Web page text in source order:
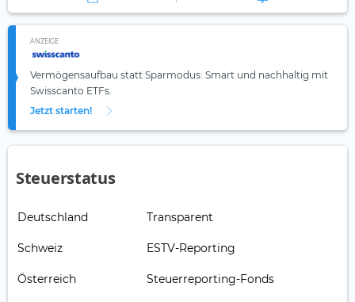
ANZEIGE
Vermögensaufbau statt Sparmodus: Smart und nachhaltig mit
Swisscanto ETFs.
Jetzt starten!
Steuerstatus
Deutschland Transparent
Schweiz ESTV-Reporting
Österreich Steuerreporting-Fonds